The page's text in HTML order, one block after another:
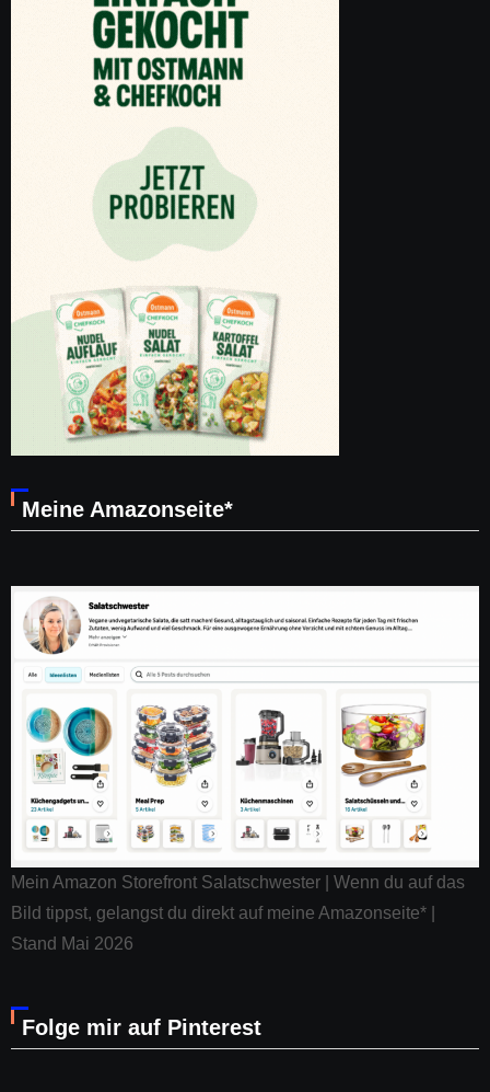
Meine Amazonseite*
Mein Amazon Storefront Salatschwester | Wenn du auf das
Bild tippst, gelangst du direkt auf meine Amazonseite* |
Stand Mai 2026
Folge mir auf Pinterest